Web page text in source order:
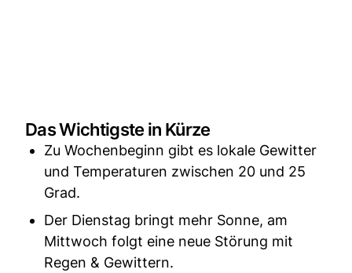
Das Wichtigste in Kürze
Zu Wochenbeginn gibt es lokale Gewitter
und Temperaturen zwischen 20 und 25
Grad.
Der Dienstag bringt mehr Sonne, am
Mittwoch folgt eine neue Störung mit
Regen & Gewittern.